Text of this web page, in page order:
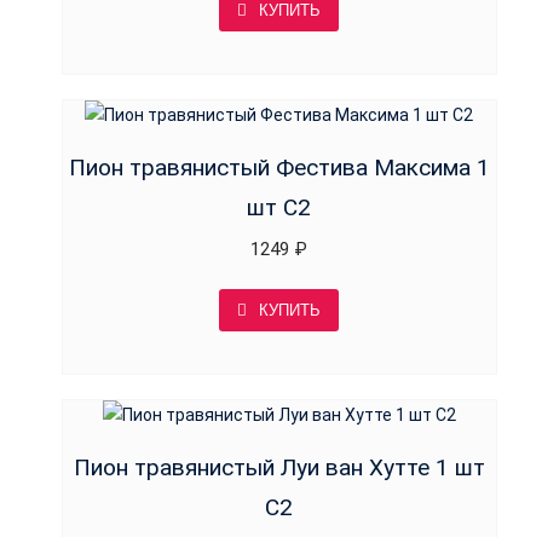
КУПИТЬ
Пион травянистый Фестива Максима 1
шт С2
1249 ₽
КУПИТЬ
Пион травянистый Луи ван Хутте 1 шт
С2